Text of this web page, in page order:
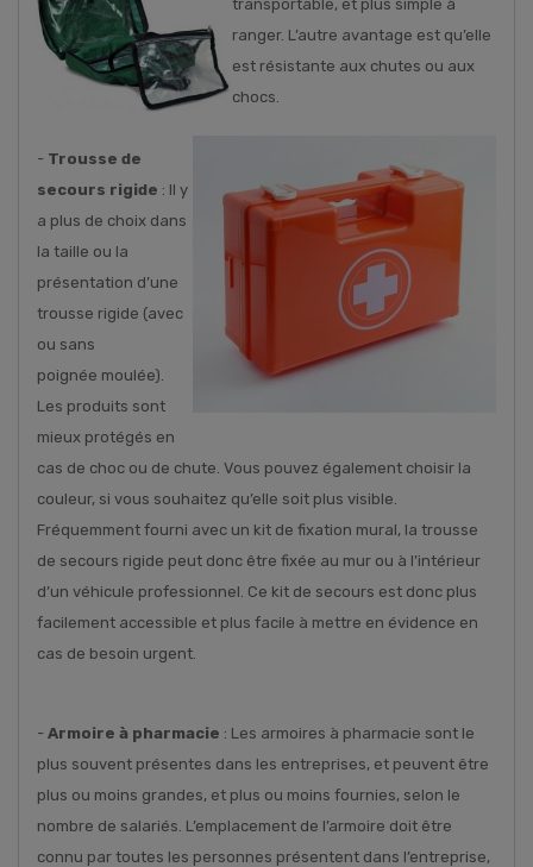
transportable, et plus simple à
ranger. L’autre avantage est qu’elle
est résistante aux chutes ou aux
chocs.
- Trousse de
secours rigide : Il y
a plus de choix dans
la taille ou la
présentation d’une
trousse rigide (avec
ou sans
poignée moulée).
Les produits sont
mieux protégés en
cas de choc ou de chute. Vous pouvez également choisir la
couleur, si vous souhaitez qu’elle soit plus visible.
Fréquemment fourni avec un kit de fixation mural, la trousse
de secours rigide peut donc être fixée au mur ou à l’intérieur
d’un véhicule professionnel. Ce kit de secours est donc plus
facilement accessible et plus facile à mettre en évidence en
cas de besoin urgent.
- Armoire à pharmacie : Les armoires à pharmacie sont le
plus souvent présentes dans les entreprises, et peuvent être
plus ou moins grandes, et plus ou moins fournies, selon le
nombre de salariés. L’emplacement de l’armoire doit être
connu par toutes les personnes présentent dans l’entreprise,